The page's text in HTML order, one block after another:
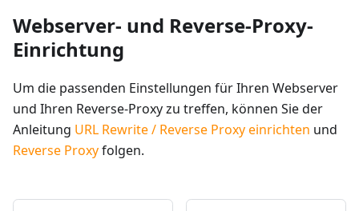
Webserver- und Reverse-Proxy-
Einrichtung
Um die passenden Einstellungen für Ihren Webserver
und Ihren Reverse-Proxy zu treffen, können Sie der
Anleitung URL Rewrite / Reverse Proxy einrichten und
Reverse Proxyfolgen.